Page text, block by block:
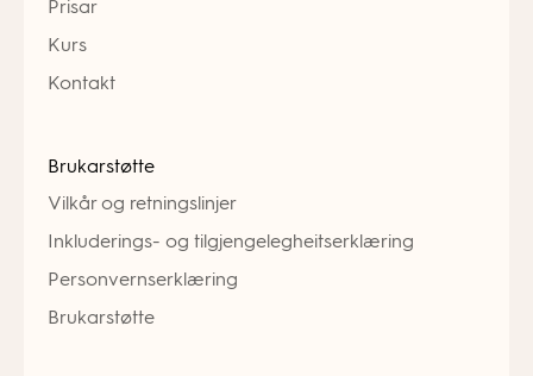
Prisar
Kurs
Kontakt
Brukarstøtte
Vilkår og retningslinjer
Inkluderings- og tilgjengelegheitserklæring
Personvernserklæring
Brukarstøtte